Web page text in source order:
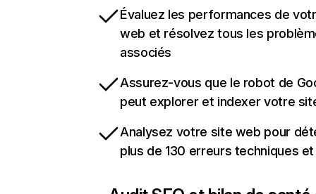
Évaluez les performances de
web et résolvez tous les
associés
Assurez-vous que le robot de
peut explorer et indexer votre
Analysez votre site web pour
plus de 130 erreurs techniques et